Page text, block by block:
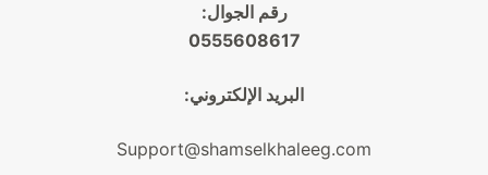
رقم الجوال:
0555608617
البريد الإلكتروني:
Support@shamselkhaleeg.com